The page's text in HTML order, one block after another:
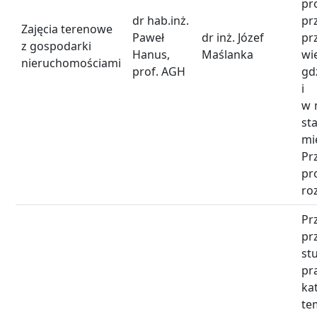
Zajęcia terenowe
z gospodarki
nieruchomościami
dr hab.inż.
Paweł
Hanus,
prof. AGH
dr inż. Józef
Maślanka
i
w